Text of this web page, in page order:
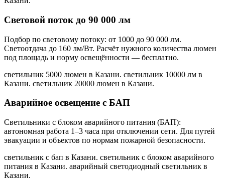
Световой поток до 90 000 лм
Подбор по световому потоку: от 1000 до 90 000 лм.
Светоотдача до 160 лм/Вт. Расчёт нужного количества люмен
под площадь и норму освещённости — бесплатно.
светильник 5000 люмен в Казани. светильник 10000 лм в
Казани. светильник 20000 люмен в Казани.
Аварийное освещение с БАП
Светильники с блоком аварийного питания (БАП):
автономная работа 1–3 часа при отключении сети. Для путей
эвакуации и объектов по нормам пожарной безопасности.
светильник с бап в Казани. светильник с блоком аварийного
питания в Казани. аварийный светодиодный светильник в
Казани.